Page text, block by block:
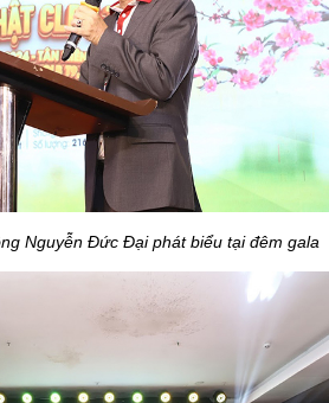
Nguyễn Đức Đại phát biểu tại đêm gala